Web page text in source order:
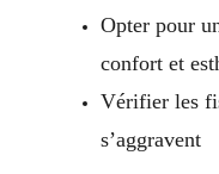
Opter pour
confort et
Vérifier les
s’aggravent